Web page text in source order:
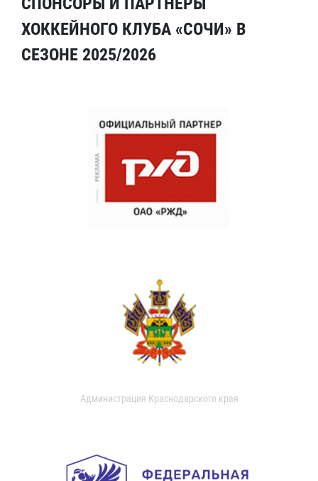
ХОККЕЙНОГО КЛУБА «СОЧИ» В
СЕЗОНЕ 2025/2026
Администрация Краснодарского края